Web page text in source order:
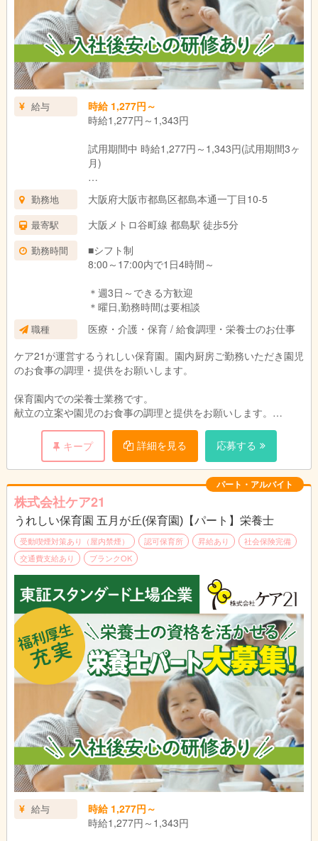
給与
時給 1,277円～
時給1,277円～1,343円
試用期間中 時給1,277円～1,343円(試用期間3ヶ
月)
＊資格・経験による
試用期間：3ヶ月(同条件)
勤務地 大阪府大阪市都島区都島本通一丁目10-5
最寄駅 大阪メトロ谷町線 都島駅 徒歩5分
勤務時間
■シフト制
8:00～17:00内で1日4時間～
＊週3日～できる方歓迎
＊曜日,勤務時間は要相談
職種
医療・介護・保育 / 給食調理・栄養士のお仕事
ケア21が運営するうれしい保育園。園内厨房ご勤務いただき園児
のお食事の調理・提供をお願いします。
保育園内での栄養士業務です。
献立の立案や園児のお食事の調理と提供をお願いします。
園児や保育スタッフと顔を合わせる事ができるので、ご意見
をすぐに料理に反映でき、調理人としてスキルアップも期待でき
キープ 詳細を見る 応募する
パート・アルバイト
株式会社ケア21
うれしい保育園 五月が丘(保育園)【パート】栄養士
受動喫煙対策あり（屋内禁煙） 認可保育所 昇給あり
社会保険完備
交通費支給あり
ブランクOK
給与
時給 1,277円～
時給1,277円～1,343円